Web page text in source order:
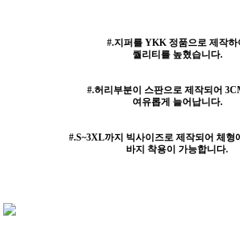
#.지퍼를 YKK 정품으로 제작하
퀄리티를 높혔습니다.
#.허리부분이 스판으로 제작되어
여유롭게 늘어납니다.
#.S~3XL까지 빅사이즈로 제작되어 체형
바지 착용이 가능합니다.